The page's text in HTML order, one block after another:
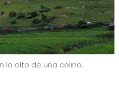
lo alto de una colina.